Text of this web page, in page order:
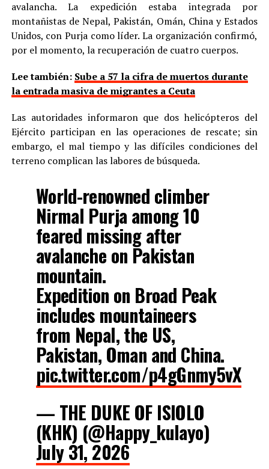
avalancha. La expedición estaba integrada por
montañistas de Nepal, Pakistán, Omán, China y Estados
Unidos, con Purja como líder. La organización confirmó,
por el momento, la recuperación de cuatro cuerpos.
Lee también: Sube a 57 la cifra de muertos durante
la entrada masiva de migrantes a Ceuta
Las autoridades informaron que dos helicópteros del
Ejército participan en las operaciones de rescate; sin
embargo, el mal tiempo y las difíciles condiciones del
terreno complican las labores de búsqueda.
World-renowned climber
Nirmal Purja among 10
feared missing after
avalanche on Pakistan
mountain.
Expedition on Broad Peak
includes mountaineers
from Nepal, the US,
Pakistan, Oman and China.
pic.twitter.com/p4gGnmy5vX
— THE DUKE OF ISIOLO
(KHK) (@Happy_kulayo)
July 31, 2026